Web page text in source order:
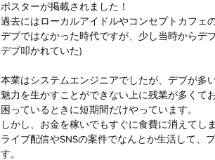
ポスターが掲載されました！
過去にはローカルアイドルやコンセプトカフェ
デブではなかった時代ですが、少し当時からデ
デブ叩かれていた)
本業はシステムエンジニアでしたが、デブが多
魅力を生かすことができない上に残業が多くて
困っているときに短期間だけやっています。
しかし、お金を稼いでもすぐに食費に消えてし
ライブ配信やSNSの案件でなんとか生活して、
す。